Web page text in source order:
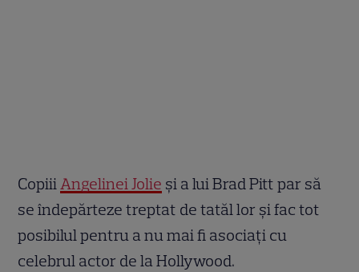
CopiiiAngelinei Jolie și a lui Brad Pitt par să
se îndepărteze treptat de tatăl lor și fac tot
posibilul pentru a nu mai fi asociați cu
celebrul actor de la Hollywood.